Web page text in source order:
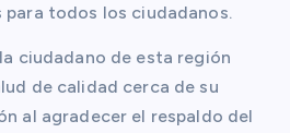
para todos los ciudadanos.
ciudadano de esta región
de calidad cerca de su
al agradecer el respaldo del